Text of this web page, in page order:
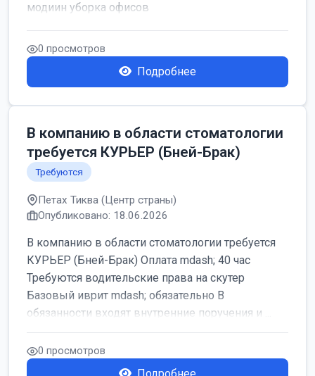
модиин уборка офисов
0 просмотров
Подробнее
В компанию в области стоматологии
требуется КУРЬЕР (Бней-Брак)
Требуются
Петах Тиква (Центр страны)
Опубликовано: 18.06.2026
В компанию в области стоматологии требуется
КУРЬЕР (Бней-Брак) Оплата mdash; 40 час
Требуются водительские права на скутер
Базовый иврит mdash; обязательно В
обязанности входят внутренние поручения и ...
0 просмотров